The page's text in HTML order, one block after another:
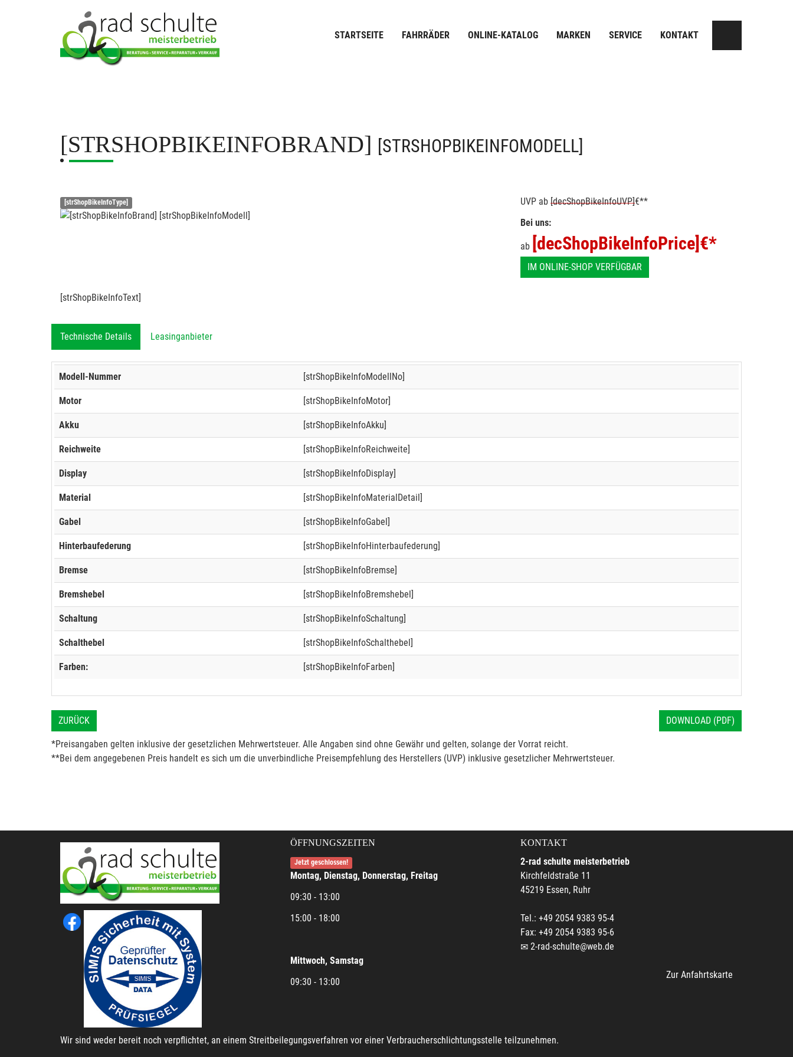
STARTSEITE FAHRRÄDER ONLINE-KATALOG MARKEN SERVICE KONTAKT
[STRSHOPBIKEINFOBRAND] [STRSHOPBIKEINFOMODELL]
[strShopBikeInfoType] UVP ab [decShopBikeInfoUVP]€**
Bei uns:
ab [decShopBikeInfoPrice] €*
IM ONLINE-SHOP VERFÜGBAR
[strShopBikeInfoText]
Technische Details Leasinganbieter
Modell-Nummer [strShopBikeInfoModellNo]
Motor [strShopBikeInfoMotor]
Akku [strShopBikeInfoAkku]
Reichweite [strShopBikeInfoReichweite]
Display [strShopBikeInfoDisplay]
Material [strShopBikeInfoMaterialDetail]
Gabel [strShopBikeInfoGabel]
Hinterbaufederung [strShopBikeInfoHinterbaufederung]
Bremse [strShopBikeInfoBremse]
Bremshebel [strShopBikeInfoBremshebel]
Schaltung [strShopBikeInfoSchaltung]
Schalthebel [strShopBikeInfoSchalthebel]
Farben: [strShopBikeInfoFarben]
ZURÜCK DOWNLOAD (PDF)
*Preisangaben gelten inklusive der gesetzlichen Mehrwertsteuer. Alle Angaben sind ohne Gewähr und gelten, solange der Vorrat reicht.
**Bei dem angegebenen Preis handelt es sich um die unverbindliche Preisempfehlung des Herstellers (UVP) inklusive gesetzlicher Mehrwertsteuer.
ÖFFNUNGSZEITEN
Jetzt geschlossen!
Montag, Dienstag, Donnerstag, Freitag
09:30 - 13:00
15:00 - 18:00
Mittwoch, Samstag
09:30 - 13:00
KONTAKT
2-rad schulte meisterbetrieb
Kirchfeldstraße 11
45219 Essen, Ruhr
Tel.: +49 2054 9383 95-4
Fax: +49 2054 9383 95-6
2-rad-schulte@web.de
Zur Anfahrtskarte
Wir sind weder bereit noch verpflichtet, an einem Streitbeilegungsverfahren vor einer Verbraucherschlichtungsstelle teilzunehmen.